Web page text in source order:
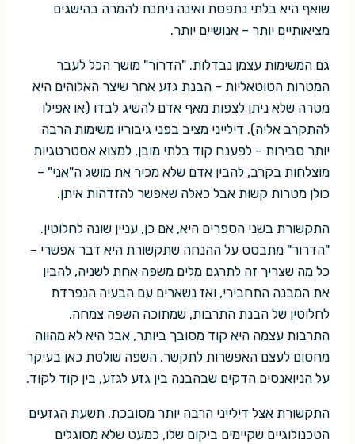
שואף היא בלתי נתפסת ואינה ניתנת להמרה בהישגים
מציאותיים יותר – אנושיים יותר.
גם המשימות עצמן נבדלות. "הדרור" מושך הכל לעבר
המטרות הטוטאליות – הבנת גזע אחר שיצר האלוהים היא
מטרה שלא ניתן לצפות מאף אדם להשיג לבדו (או אפילו
להתקרב אליה). דילייני מציב בפני גיבוריו משימות הרבה
יותר סבירות – לפענח קוד בלתי מובן, למצוא אסטרטגיות
מוצלחות בקרב, להבין אדם שלא מכיר את מושג ה"אני" –
כולן מטרות קשות אבל כאלה שאפשר להזדהות איתן.
התקשורת בשני הספרים היא, אם כן, עניין שונה לחלוטין.
"הדרור" מתבסס על ההנחה שתקשורת היא דבר אפשרי –
כל מה שצריך זה לתרגם מלים משפה אחת לשניה, להבין
את המבנה התחבירי, ואז נשארים עם הבעיה הנפרדת
לחלוטין של הבנת התרבות, שמתוכה השפה צמחה.
התרבות עצמה היא קוד מסובך ביותר, אבל היא לא מהווה
מחסום לעצם האפשרות לתקשר. השפה שולטת כאן בעיקר
על הניואנסים הדקים שבהבנה בין גזע לגזע, בין קוד לקוד.
התקשורת אצל דילייני הרבה יותר מסובכת. תשעת הגזעים
הטכנולוגיים שקיימים ביקום שלו, כמעט שלא מסוגלים